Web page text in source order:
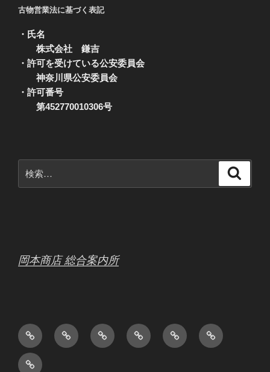
古物営業法に基づく表記
・氏名
株式会社 鎌吉
・許可を受けている公安委員会
神奈川県公安委員会
・許可番号
第452770010306号
索:
岡本商店 総合案内所
会
社
概
ホ
ー
日
常
中
古
お
問
ボ
ウ
製